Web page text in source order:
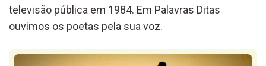
televisão pública em 1984. Em Palavras Ditas
ouvimos os poetas pela sua voz.